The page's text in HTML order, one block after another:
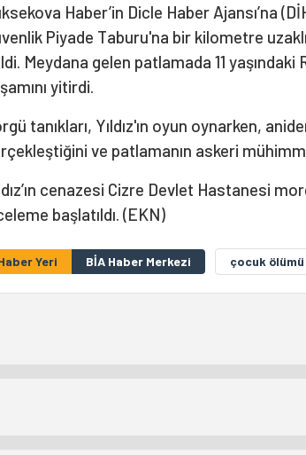
Haber’in Dicle Haber Ajansı’na
Piyade Taburu'na bir kilometre
Meydana gelen patlamada 11 yaşındaki
yitirdi.
tanıkları, Yıldız'ın oyun oynarken,
ve patlamanın askeri
cenazesi Cizre Devlet Hastanesi
başlatıldı. (EKN)
Yeri BİA Haber Merkezi çocuk ölümü